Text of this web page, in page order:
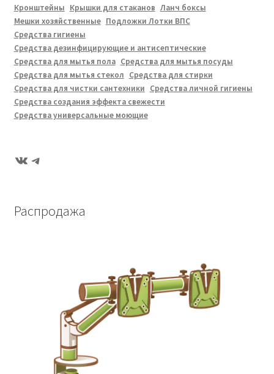
Кронштейны Крышки для стаканов Ланч боксы
Мешки хозяйственные Подложки Лотки ВПС
Средства гигиены
Средства дезинфицирующие и антисептические
Средства для мытья пола Средства для мытья посуды
Средства для мытья стекол Средства для стирки
Средства для чистки сантехники Средства личной гигиены
Средства создания эффекта свежести
Средства универсальные моющие
ВКонтакте
Telegram
Распродажа